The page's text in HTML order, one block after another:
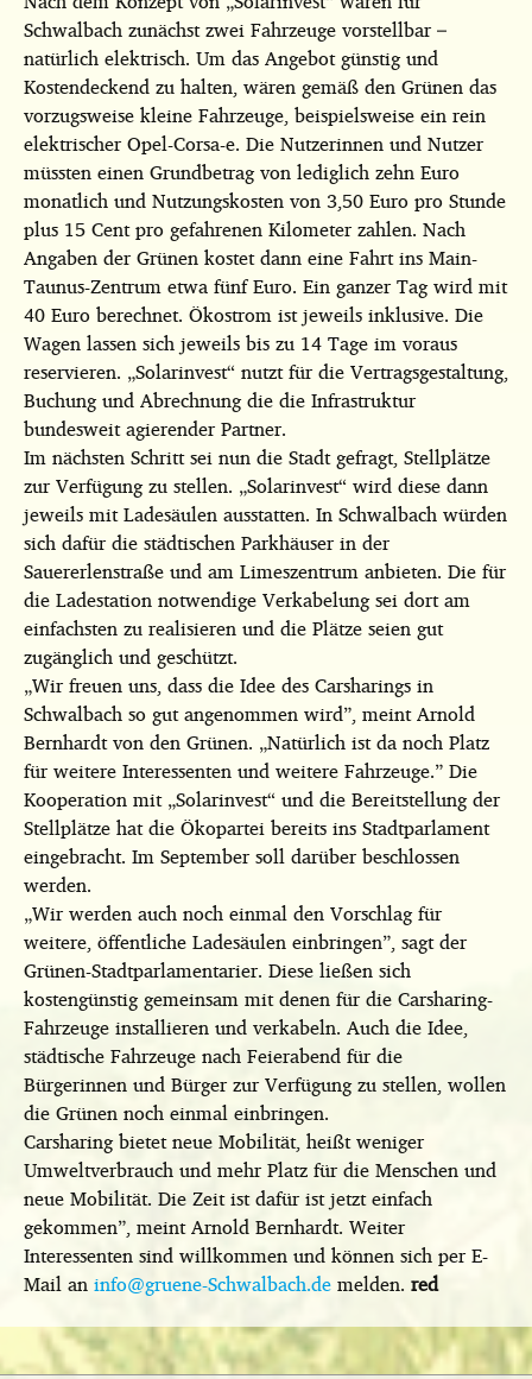
Schwalbach zunächst zwei Fahrzeuge vorstellbar –
natürlich elektrisch. Um das Angebot günstig und
Kostendeckend zu halten, wären gemäß den Grünen das
vorzugsweise kleine Fahrzeuge, beispielsweise ein rein
elektrischer Opel-Corsa-e. Die Nutzerinnen und Nutzer
müssten einen Grundbetrag von lediglich zehn Euro
monatlich und Nutzungskosten von 3,50 Euro pro Stunde
plus 15 Cent pro gefahrenen Kilometer zahlen. Nach
Angaben der Grünen kostet dann eine Fahrt ins Main-
Taunus-Zentrum etwa fünf Euro. Ein ganzer Tag wird mit
40 Euro berechnet. Ökostrom ist jeweils inklusive. Die
Wagen lassen sich jeweils bis zu 14 Tage im voraus
reservieren. „Solarinvest“ nutzt für die Vertragsgestaltung,
Buchung und Abrechnung die die Infrastruktur
bundesweit agierender Partner.
Im nächsten Schritt sei nun die Stadt gefragt, Stellplätze
zur Verfügung zu stellen. „Solarinvest“ wird diese dann
jeweils mit Ladesäulen ausstatten. In Schwalbach würden
sich dafür die städtischen Parkhäuser in der
Sauererlenstraße und am Limeszentrum anbieten. Die für
die Ladestation notwendige Verkabelung sei dort am
einfachsten zu realisieren und die Plätze seien gut
zugänglich und geschützt.
„Wir freuen uns, dass die Idee des Carsharings in
Schwalbach so gut angenommen wird”, meint Arnold
Bernhardt von den Grünen. „Natürlich ist da noch Platz
für weitere Interessenten und weitere Fahrzeuge.” Die
Kooperation mit „Solarinvest“ und die Bereitstellung der
Stellplätze hat die Ökopartei bereits ins Stadtparlament
eingebracht. Im September soll darüber beschlossen
werden.
„Wir werden auch noch einmal den Vorschlag für
weitere, öffentliche Ladesäulen einbringen”, sagt der
Grünen-Stadtparlamentarier. Diese ließen sich
kostengünstig gemeinsam mit denen für die Carsharing-
Fahrzeuge installieren und verkabeln. Auch die Idee,
städtische Fahrzeuge nach Feierabend für die
Bürgerinnen und Bürger zur Verfügung zu stellen, wollen
die Grünen noch einmal einbringen.
Carsharing bietet neue Mobilität, heißt weniger
Umweltverbrauch und mehr Platz für die Menschen und
neue Mobilität. Die Zeit ist dafür ist jetzt einfach
gekommen”, meint Arnold Bernhardt. Weiter
Interessenten sind willkommen und können sich per E-
Mail aninfo@gruene-Schwalbach.demelden. red